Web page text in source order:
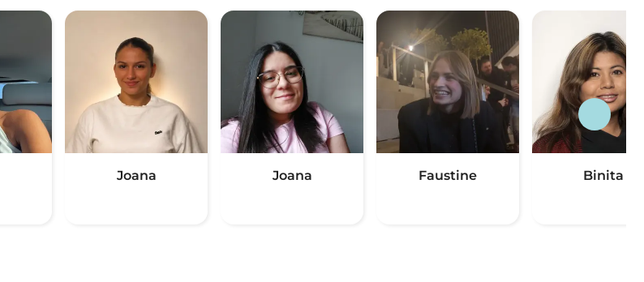
Joana Joana Faustine
Binita